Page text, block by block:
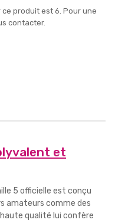
produit est 6. Pour une
contacter.
et
5 officielle est conçu
amateurs comme des
qualité lui confère